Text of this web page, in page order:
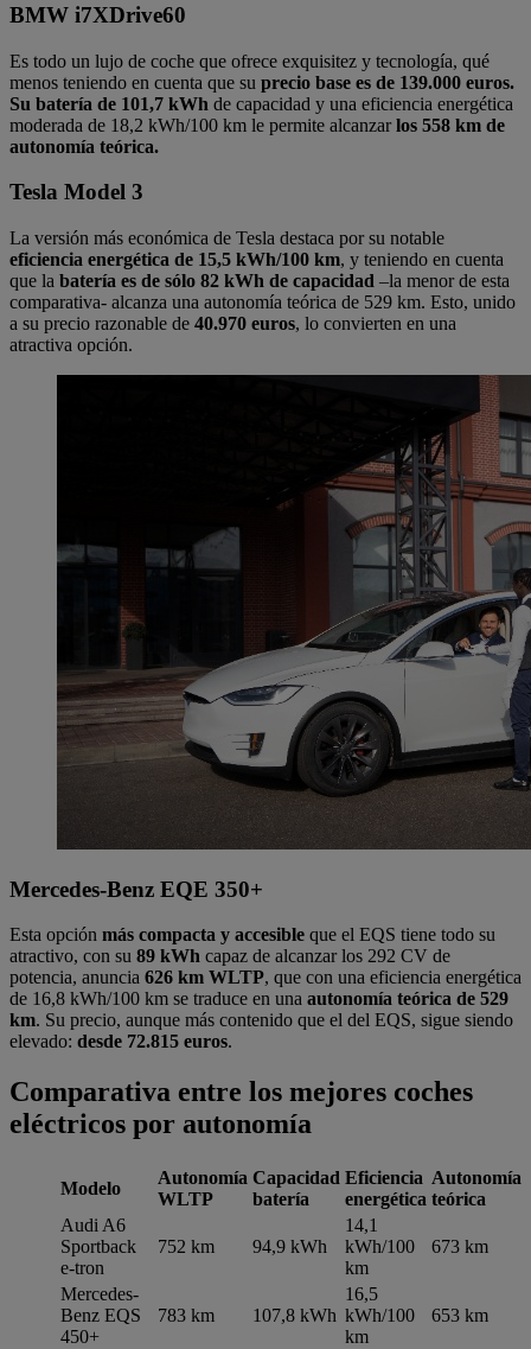
BMW i7XDrive60
Es todo un lujo de coche que ofrece exquisitez y tecnología, qué
menos teniendo en cuenta que su precio base es de 139.000 euros.
Su batería de 101,7 kWh de capacidad y una eficiencia energética
moderada de 18,2 kWh/100 km le permite alcanzarlos 558 km de
autonomía teórica.
Tesla Model 3
La versión más económica de Tesla destaca por su notable
eficiencia energética de 15,5 kWh/100 km, y teniendo en cuenta
que la batería es de sólo 82 kWh de capacidad –la menor de esta
comparativa- alcanza una autonomía teórica de 529 km. Esto, unido
a su precio razonable de 40.970 euros, lo convierten en una
atractiva opción.
Mercedes-Benz EQE 350+
Esta opción más compacta y accesible que el EQS tiene todo su
atractivo, con su 89 kWh capaz de alcanzar los 292 CV de
potencia, anuncia 626 km WLTP, que con una eficiencia energética
de 16,8 kWh/100 km se traduce en una autonomía teórica de 529
km. Su precio, aunque más contenido que el del EQS, sigue siendo
elevado: desde 72.815 euros.
Comparativa entre los mejores coches
eléctricos por autonomía
Modelo
Autonomía
WLTP
Capacidad
batería
Eficiencia
energética
Autonomía
teórica
Audi A6
Sportback
e-tron
752 km 94,9 kWh
14,1
kWh/100
km
673 km
Mercedes-
Benz EQS
450+
783 km 107,8 kWh
16,5
kWh/100
km
653 km